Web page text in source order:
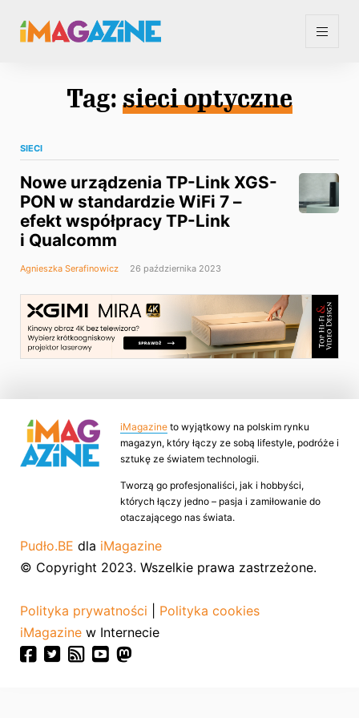
Tag: sieci optyczne
SIECI
Nowe urządzenia TP-Link XGS-
PON w standardzie WiFi 7 –
efekt współpracy TP-Link
i Qualcomm
Agnieszka Serafinowicz 26 października 2023
iMagazine to wyjątkowy na polskim rynku
magazyn, który łączy ze sobą lifestyle, podróże i
sztukę ze światem technologii.
Tworzą go profesjonaliści, jak i hobbyści,
których łączy jedno – pasja i zamiłowanie do
otaczającego nas świata.
Pudło.BE dla iMagazine
© Copyright 2023. Wszelkie prawa zastrzeżone.
Polityka prywatności
Polityka cookies
iMagazine w Internecie